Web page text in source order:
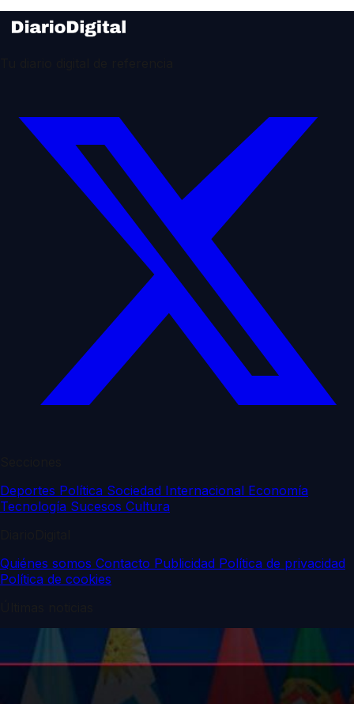
Deportes Política Sociedad Internacional Economía
Tecnología Sucesos Cultura
Quiénes somos Contacto Publicidad Política de privacidad
Política de cookies